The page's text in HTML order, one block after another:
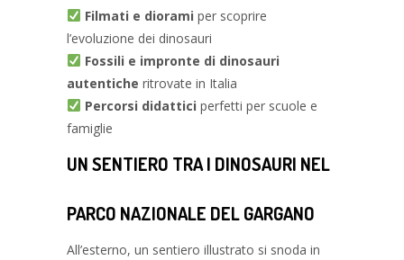
Filmati e diorami per scoprire
l’evoluzione dei dinosauri
Fossili e impronte di dinosauri
autentiche ritrovate in Italia
Percorsi didattici perfetti per scuole e
famiglie
UN SENTIERO TRA I DINOSAURI NEL
PARCO NAZIONALE DEL GARGANO
All’esterno, un sentiero illustrato si snoda in